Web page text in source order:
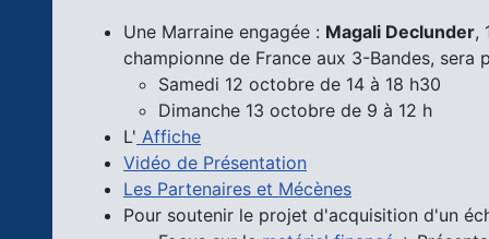
Une Marraine engagée : Magali Declunder,
championne de France aux 3-Bandes, sera
Samedi 12 octobre de 14 à 18 h30
Dimanche 13 octobre de 9 à 12 h
L' Affiche
Vidéo de Présentation
Les Partenaires et Mécènes
Pour soutenir le projet d'acquisition d'un